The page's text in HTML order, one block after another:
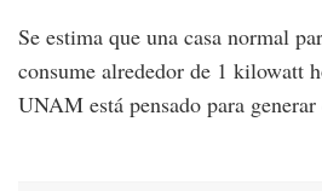
Se estima que una casa normal
consume alrededor de 1 kilowatt
UNAM está pensado para